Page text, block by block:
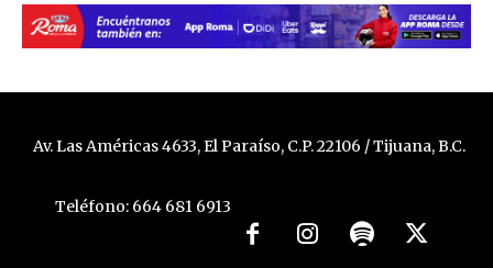
Av. Las Américas 4633, El Paraíso, C.P. 22106 / Tijuana, B.C.
Teléfono: 664 681 6913